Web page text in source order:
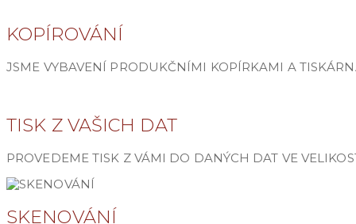
KOPÍROVÁNÍ
JSME VYBAVENÍ PRODUKČNÍMI KOPÍRKAMI A
TISK Z VAŠICH DAT
PROVEDEME TISK Z VÁMI DO DANÝCH DAT VE
SKENOVÁNÍ